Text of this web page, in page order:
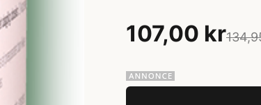
107,00 kr